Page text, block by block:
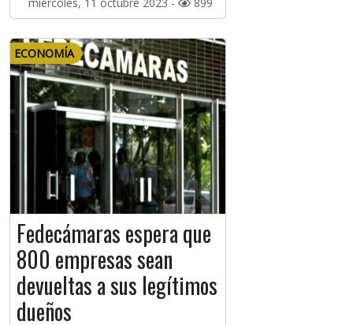
ECONOMÍA
Fedecámaras espera que
800 empresas sean
devueltas a sus legítimos
dueños